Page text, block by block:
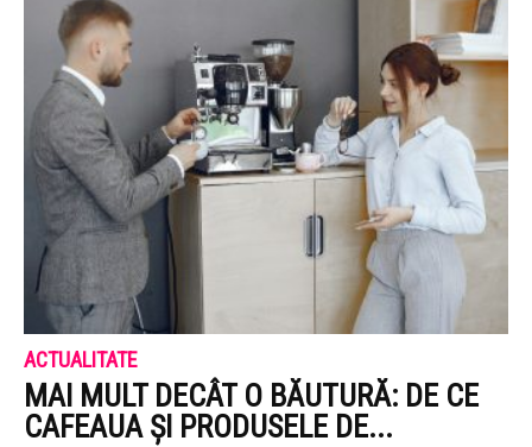
ACTUALITATE
MAI MULT DECÂT O BĂUTURĂ: DE CE
CAFEAUA ȘI PRODUSELE DE...